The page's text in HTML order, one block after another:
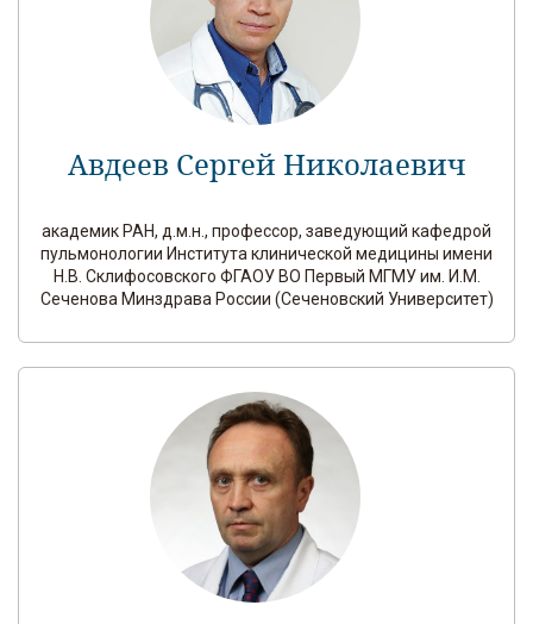
Авдеев Сергей Николаевич
академик РАН, д.м.н., профессор, заведующий кафедрой
пульмонологии Института клинической медицины имени
Н.В. Склифосовского ФГАОУ ВО Первый МГМУ им. И.М.
Сеченова Минздрава России (Сеченовский Университет)